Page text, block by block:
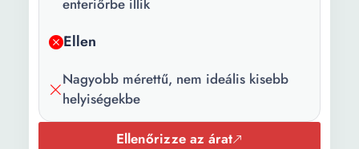
enteriőrbe illik
Ellen
Nagyobb mérettű, nem ideális kisebb
helyiségekbe
Ellenőrizze az árat